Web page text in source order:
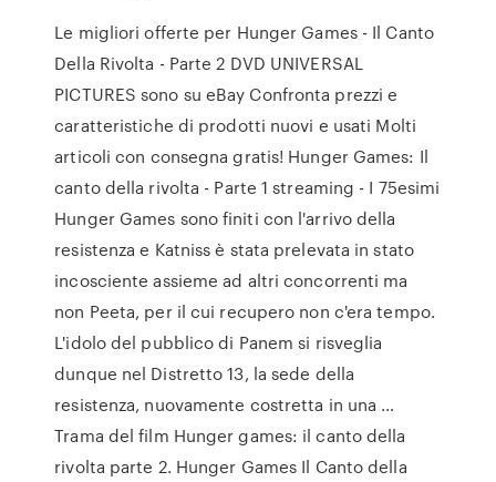
Le migliori offerte per Hunger Games - Il Canto
Della Rivolta - Parte 2 DVD UNIVERSAL
PICTURES sono su eBay Confronta prezzi e
caratteristiche di prodotti nuovi e usati Molti
articoli con consegna gratis! Hunger Games: Il
canto della rivolta - Parte 1 streaming - I 75esimi
Hunger Games sono finiti con l'arrivo della
resistenza e Katniss è stata prelevata in stato
incosciente assieme ad altri concorrenti ma
non Peeta, per il cui recupero non c'era tempo.
L'idolo del pubblico di Panem si risveglia
dunque nel Distretto 13, la sede della
resistenza, nuovamente costretta in una …
Trama del film Hunger games: il canto della
rivolta parte 2. Hunger Games Il Canto della